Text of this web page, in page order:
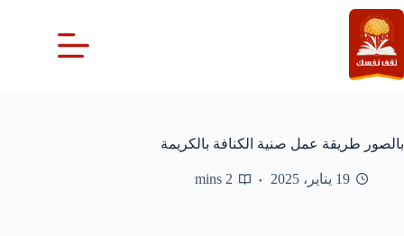
التجاوز
إلى
المحتوى
بالصور طريقة عمل صنية الكنافة بالكريمة
19 يناير، 2025 2 mins